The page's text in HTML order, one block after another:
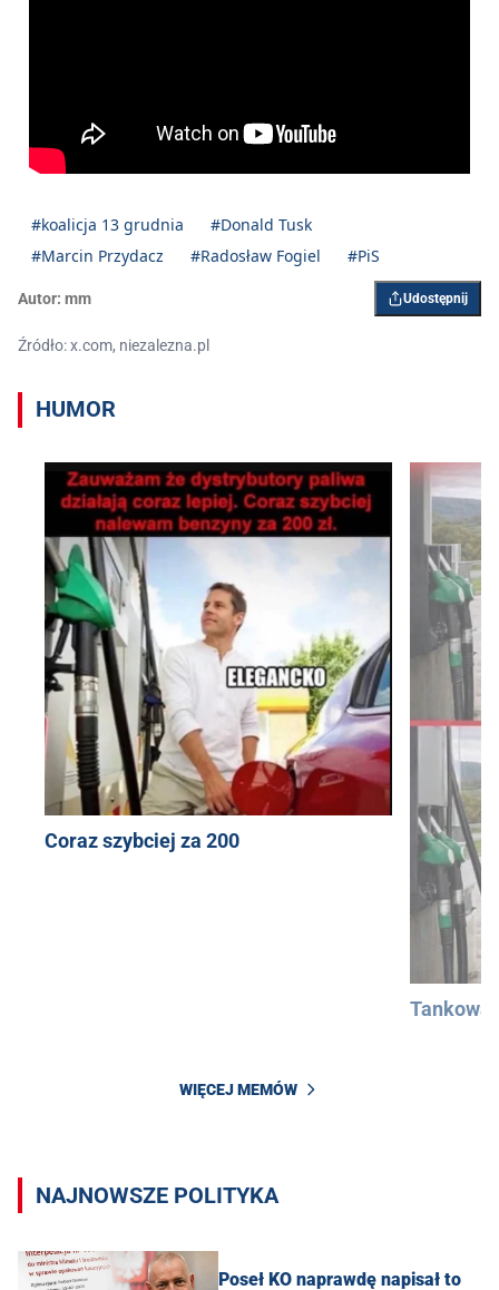
#koalicja 13 grudnia
#Donald Tusk
#Marcin Przydacz
#Radosław Fogiel #PiS
Autor: mm Udostępnij
Źródło: x.com, niezalezna.pl
HUMOR
Coraz szybciej za 200
WIĘCEJ MEMÓW
NAJNOWSZE POLITYKA
Poseł KO naprawdę napisał to